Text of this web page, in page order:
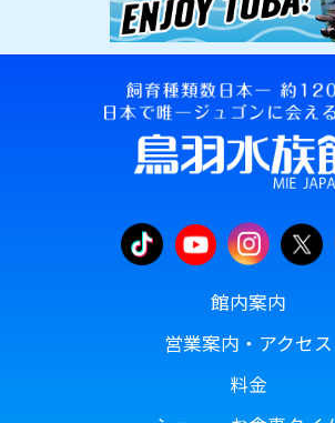
館内案内
営業案内・アクセス
料金